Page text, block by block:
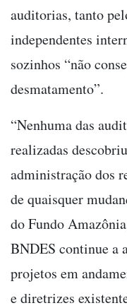
auditorias, tanto
independentes
sozinhos “não
desmatamento”.
“Nenhuma das
realizadas
administração dos
de quaisquer
do Fundo
BNDES continue a
projetos em
e diretrizes